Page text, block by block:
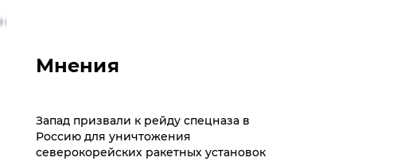
Мнения
Запад призвали к рейду спецназа в
Россию для уничтожения
северокорейских ракетных установок